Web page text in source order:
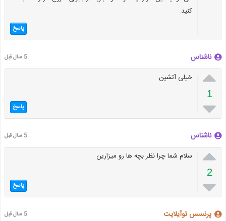
کنید.
پاسخ
ناشناس 5 سال قبل

1

خیلی آتشین
پاسخ
ناشناس 5 سال قبل

2

سلام شما چرا نظر بچه ها‌ رو میزارین
پاسخ
پرنسس توآیلایت 5 سال قبل